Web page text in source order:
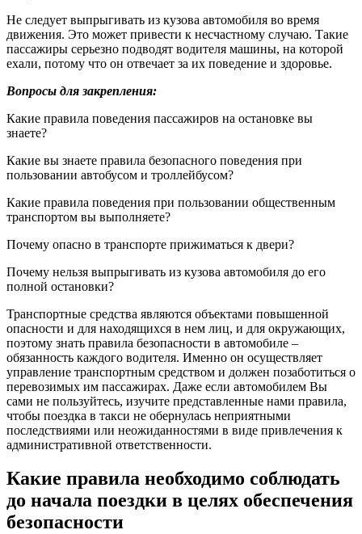
Не следует выпрыгивать из кузова автомобиля во время
движения. Это может привести к несчастному случаю. Такие
пассажиры серьезно подводят водителя машины, на которой
ехали, потому что он отвечает за их поведение и здоровье.
Вопросы для закрепления:
Какие правила поведения пассажиров на остановке вы
знаете?
Какие вы знаете правила безопасного поведения при
пользовании автобусом и троллейбусом?
Какие правила поведения при пользовании общественным
транспортом вы выполняете?
Почему опасно в транспорте прижиматься к двери?
Почему нельзя выпрыгивать из кузова автомобиля до его
полной остановки?
Транспортные средства являются объектами повышенной
опасности и для находящихся в нем лиц, и для окружающих,
поэтому знать правила безопасности в автомобиле –
обязанность каждого водителя. Именно он осуществляет
управление транспортным средством и должен позаботиться о
перевозимых им пассажирах. Даже если автомобилем Вы
сами не пользуйтесь, изучите представленные нами правила,
чтобы поездка в такси не обернулась неприятными
последствиями или неожиданностями в виде привлечения к
административной ответственности.
Какие правила необходимо соблюдать
до начала поездки в целях обеспечения
безопасности